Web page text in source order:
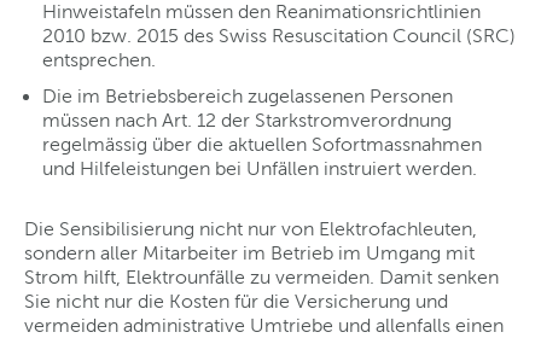
Hinweistafeln müssen den Reanimationsrichtlinien
2010 bzw. 2015 des Swiss Resuscitation Council (SRC)
entsprechen.
Die im Betriebsbereich zugelassenen Personen
müssen nach Art. 12 der Starkstromverordnung
regelmässig über die aktuellen Sofortmassnahmen
und Hilfeleistungen bei Unfällen instruiert werden.
Die Sensibilisierung nicht nur von Elektrofachleuten,
sondern aller Mitarbeiter im Betrieb im Umgang mit
Strom hilft, Elektrounfälle zu vermeiden. Damit senken
Sie nicht nur die Kosten für die Versicherung und
vermeiden administrative Umtriebe und allenfalls einen